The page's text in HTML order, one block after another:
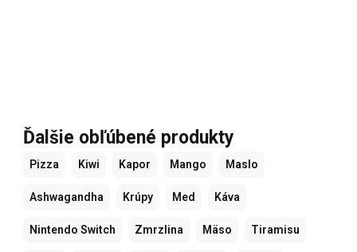
Ďalšie obľúbené produkty
Pizza Kiwi Kapor Mango Maslo
Ashwagandha Krúpy Med Káva
Nintendo Switch Zmrzlina Mäso Tiramisu